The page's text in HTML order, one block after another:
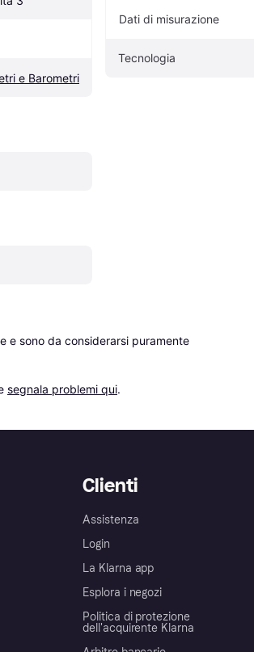
e Barometri
Dati di misurazione
Tecnologia
e sono da considerarsi puramente
segnala problemi qui.
Clienti
Assistenza
Login
La Klarna app
Esplora i negozi
Politica di protezione
dell'acquirente Klarna